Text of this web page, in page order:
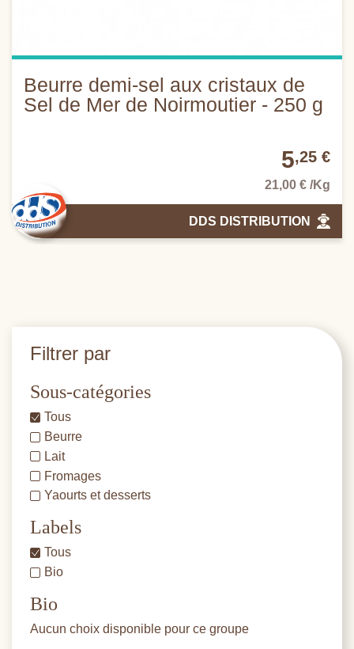
Beurre demi-sel aux cristaux de
Sel de Mer de Noirmoutier - 250 g
5,25 €
21,00 € /Kg
DDS DISTRIBUTION
Filtrer par
Sous-catégories
Tous
Beurre
Lait
Fromages
Yaourts et desserts
Labels
Tous
Bio
Bio
Aucun choix disponible pour ce groupe